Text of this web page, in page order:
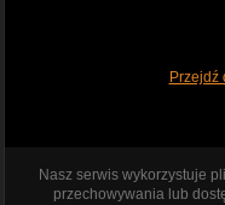
Przejdź
Nasz serwis wykorzystuje
przechowywania lub